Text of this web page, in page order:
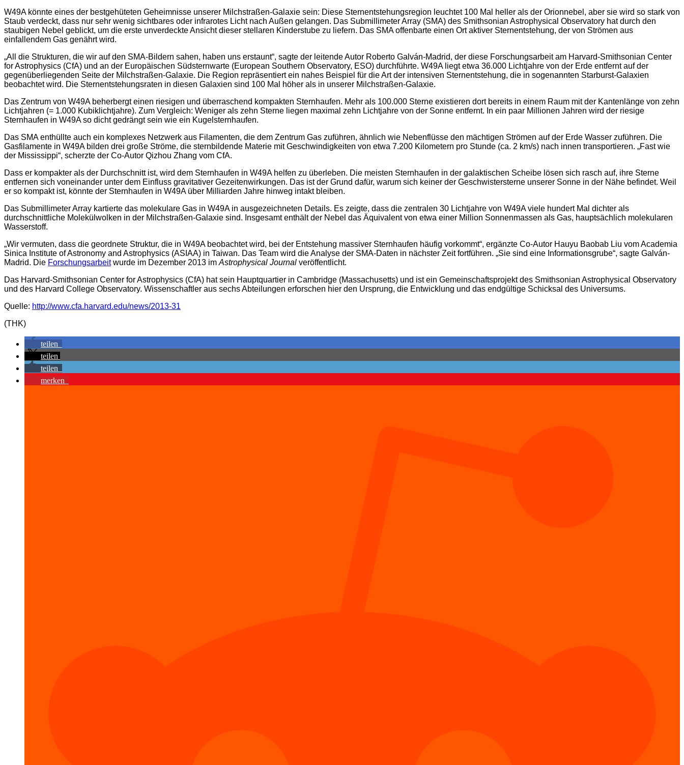
W49A könnte eines der bestgehüteten Geheimnisse unserer Milchstraßen-Galaxie sein: Diese Sternentstehungsregion leuchtet 100 Mal heller als der Orionnebel, aber sie wird so stark von
Staub verdeckt, dass nur sehr wenig sichtbares oder infrarotes Licht nach Außen gelangen. Das Submillimeter Array (SMA) des Smithsonian Astrophysical Observatory hat durch den
staubigen Nebel geblickt, um die erste unverdeckte Ansicht dieser stellaren Kinderstube zu liefern. Das SMA offenbarte einen Ort aktiver Sternentstehung, der von Strömen aus
einfallendem Gas genährt wird.
„All die Strukturen, die wir auf den SMA-Bildern sahen, haben uns erstaunt“, sagte der leitende Autor Roberto Galván-Madrid, der diese Forschungsarbeit am Harvard-Smithsonian Center
for Astrophysics (CfA) und an der Europäischen Südsternwarte (European Southern Observatory, ESO) durchführte. W49A liegt etwa 36.000 Lichtjahre von der Erde entfernt auf der
gegenüberliegenden Seite der Milchstraßen-Galaxie. Die Region repräsentiert ein nahes Beispiel für die Art der intensiven Sternentstehung, die in sogenannten Starburst-Galaxien
beobachtet wird. Die Sternentstehungsraten in diesen Galaxien sind 100 Mal höher als in unserer Milchstraßen-Galaxie.
Das Zentrum von W49A beherbergt einen riesigen und überraschend kompakten Sternhaufen. Mehr als 100.000 Sterne existieren dort bereits in einem Raum mit der Kantenlänge von zehn
Lichtjahren (= 1.000 Kubiklichtjahre). Zum Vergleich: Weniger als zehn Sterne liegen maximal zehn Lichtjahre von der Sonne entfernt. In ein paar Millionen Jahren wird der riesige
Sternhaufen in W49A so dicht gedrängt sein wie ein Kugelsternhaufen.
Das SMA enthüllte auch ein komplexes Netzwerk aus Filamenten, die dem Zentrum Gas zuführen, ähnlich wie Nebenflüsse den mächtigen Strömen auf der Erde Wasser zuführen. Die
Gasfilamente in W49A bilden drei große Ströme, die sternbildende Materie mit Geschwindigkeiten von etwa 7.200 Kilometern pro Stunde (ca. 2 km/s) nach innen transportieren. „Fast wie
der Mississippi“, scherzte der Co-Autor Qizhou Zhang vom CfA.
Dass er kompakter als der Durchschnitt ist, wird dem Sternhaufen in W49A helfen zu überleben. Die meisten Sternhaufen in der galaktischen Scheibe lösen sich rasch auf, ihre Sterne
entfernen sich voneinander unter dem Einfluss gravitativer Gezeitenwirkungen. Das ist der Grund dafür, warum sich keiner der Geschwistersterne unserer Sonne in der Nähe befindet. Weil
er so kompakt ist, könnte der Sternhaufen in W49A über Milliarden Jahre hinweg intakt bleiben.
Das Submillimeter Array kartierte das molekulare Gas in W49A in ausgezeichneten Details. Es zeigte, dass die zentralen 30 Lichtjahre von W49A viele hundert Mal dichter als
durchschnittliche Molekülwolken in der Milchstraßen-Galaxie sind. Insgesamt enthält der Nebel das Äquivalent von etwa einer Million Sonnenmassen als Gas, hauptsächlich molekularen
Wasserstoff.
„Wir vermuten, dass die geordnete Struktur, die in W49A beobachtet wird, bei der Entstehung massiver Sternhaufen häufig vorkommt“, ergänzte Co-Autor Hauyu Baobab Liu vom Academia
Sinica Institute of Astronomy and Astrophysics (ASIAA) in Taiwan. Das Team wird die Analyse der SMA-Daten in nächster Zeit fortführen. „Sie sind eine Informationsgrube“, sagte Galván-
Madrid. Die Forschungsarbeitwurde im Dezember 2013 im Astrophysical Journal veröffentlicht.
Das Harvard-Smithsonian Center for Astrophysics (CfA) hat sein Hauptquartier in Cambridge (Massachusetts) und ist ein Gemeinschaftsprojekt des Smithsonian Astrophysical Observatory
und des Harvard College Observatory. Wissenschaftler aus sechs Abteilungen erforschen hier den Ursprung, die Entwicklung und das endgültige Schicksal des Universums.
Quelle: http://www.cfa.harvard.edu/news/2013-31
(THK)
teilen
teilen
teilen
merken